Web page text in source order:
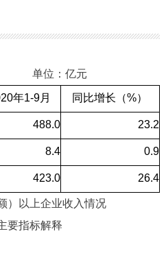
单位：亿元
年1-9月 同比增长（%）
488.0 23.2
8.4 0.9
423.0 26.4
以上企业收入情况
指标解释